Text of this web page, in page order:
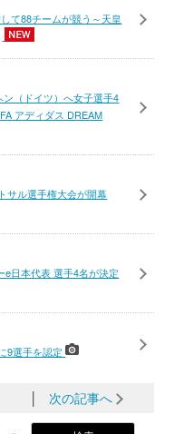
て88チームが競う～天皇
（ドイツ）へ女子選手4
アディダス DREAM
サル選手権大会が開幕
e日本代表 選手4名が決定
9選手を認定
次の記事へ